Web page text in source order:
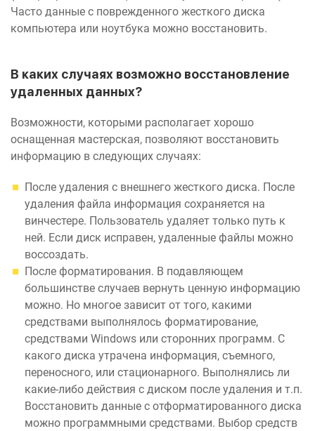
Часто данные с поврежденного жесткого диска
компьютера или ноутбука можно восстановить.
В каких случаях возможно восстановление
удаленных данных?
Возможности, которыми располагает хорошо
оснащенная мастерская, позволяют восстановить
информацию в следующих случаях:
После удаления с внешнего жесткого диска. После
удаления файла информация сохраняется на
винчестере. Пользователь удаляет только путь к
ней. Если диск исправен, удаленные файлы можно
воссоздать.
После форматирования. В подавляющем
большинстве случаев вернуть ценную информацию
можно. Но многое зависит от того, какими
средствами выполнялось форматирование,
средствами Windows или сторонних программ. С
какого диска утрачена информация, съемного,
переносного, или стационарного. Выполнялись ли
какие-либо действия с диском после удаления и т.п.
Восстановить данные с отформатированного диска
можно программными средствами. Выбор средств